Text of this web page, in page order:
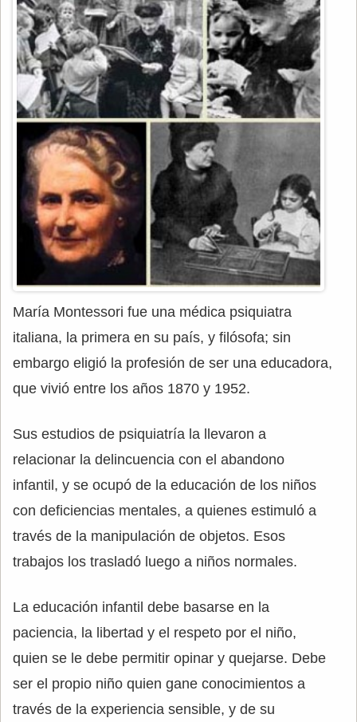
María Montessori fue una médica psiquiatra
italiana, la primera en su país, y filósofa; sin
embargo eligió la profesión de ser una educadora,
que vivió entre los años 1870 y 1952.
Sus estudios de psiquiatría la llevaron a
relacionar la delincuencia con el abandono
infantil, y se ocupó de la educación de los niños
con deficiencias mentales, a quienes estimuló a
través de la manipulación de objetos. Esos
trabajos los trasladó luego a niños normales.
La educación infantil debe basarse en la
paciencia, la libertad y el respeto por el niño,
quien se le debe permitir opinar y quejarse. Debe
ser el propio niño quien gane conocimientos a
través de la experiencia sensible, y de su